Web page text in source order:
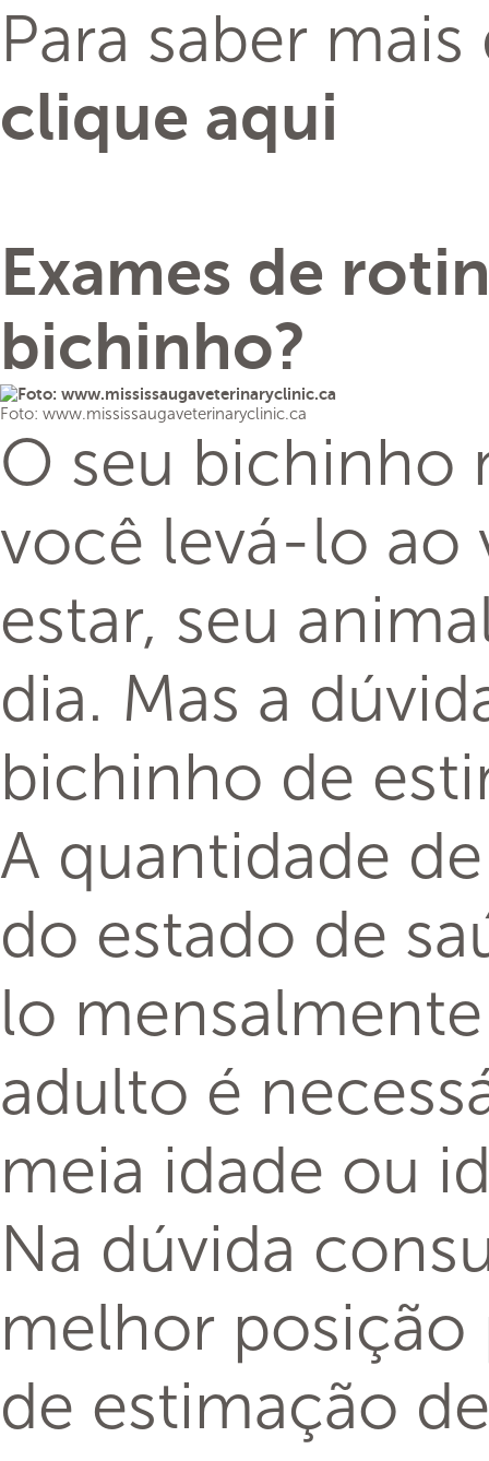
Para saber
clique aqui
Exames de
bichinho?
Foto: www.mississaugaveterinaryclinic.ca
O seu bichinho
você levá-lo ao
estar, seu
dia. Mas a
bichinho de
A quantidade
do estado de
lo
adulto é
meia idade ou
Na dúvida
melhor posição
de estimação